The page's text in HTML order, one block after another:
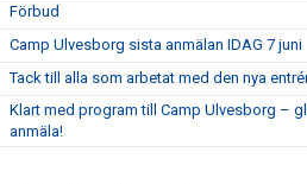
Förbud
Camp Ulvesborg sista anmälan IDAG 7 juni
Tack till alla som arbetat med den nya
Klart med program till Camp Ulvesborg –
anmäla!